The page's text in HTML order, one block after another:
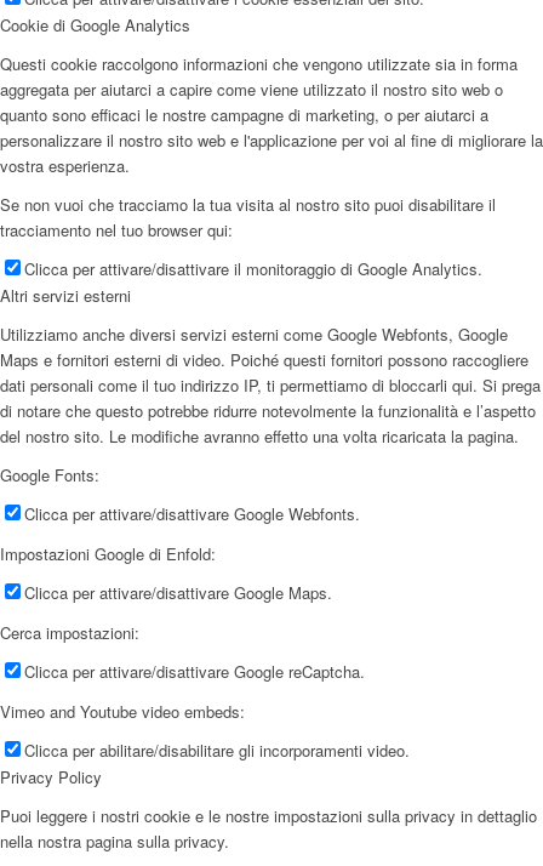
Cookie di Google Analytics
Questi cookie raccolgono informazioni che vengono utilizzate sia in forma
aggregata per aiutarci a capire come viene utilizzato il nostro sito web o
quanto sono efficaci le nostre campagne di marketing, o per aiutarci a
personalizzare il nostro sito web e l'applicazione per voi al fine di migliorare la
vostra esperienza.
Se non vuoi che tracciamo la tua visita al nostro sito puoi disabilitare il
tracciamento nel tuo browser qui:
Clicca per attivare/disattivare il monitoraggio di Google Analytics.
Altri servizi esterni
Utilizziamo anche diversi servizi esterni come Google Webfonts, Google
Maps e fornitori esterni di video. Poiché questi fornitori possono raccogliere
dati personali come il tuo indirizzo IP, ti permettiamo di bloccarli qui. Si prega
di notare che questo potrebbe ridurre notevolmente la funzionalità e l’aspetto
del nostro sito. Le modifiche avranno effetto una volta ricaricata la pagina.
Google Fonts:
Clicca per attivare/disattivare Google Webfonts.
Impostazioni Google di Enfold:
Clicca per attivare/disattivare Google Maps.
Cerca impostazioni:
Clicca per attivare/disattivare Google reCaptcha.
Vimeo and Youtube video embeds:
Clicca per abilitare/disabilitare gli incorporamenti video.
Privacy Policy
Puoi leggere i nostri cookie e le nostre impostazioni sulla privacy in dettaglio
nella nostra pagina sulla privacy.